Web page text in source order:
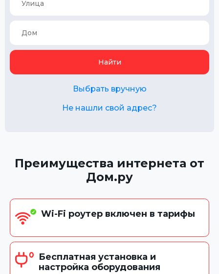
Найти
Выбрать вручную
Не нашли свой адрес?
Преимущества интернета от
Дом.ру
Wi-Fi роутер включен в тарифы
Бесплатная установка и
настройка оборудования